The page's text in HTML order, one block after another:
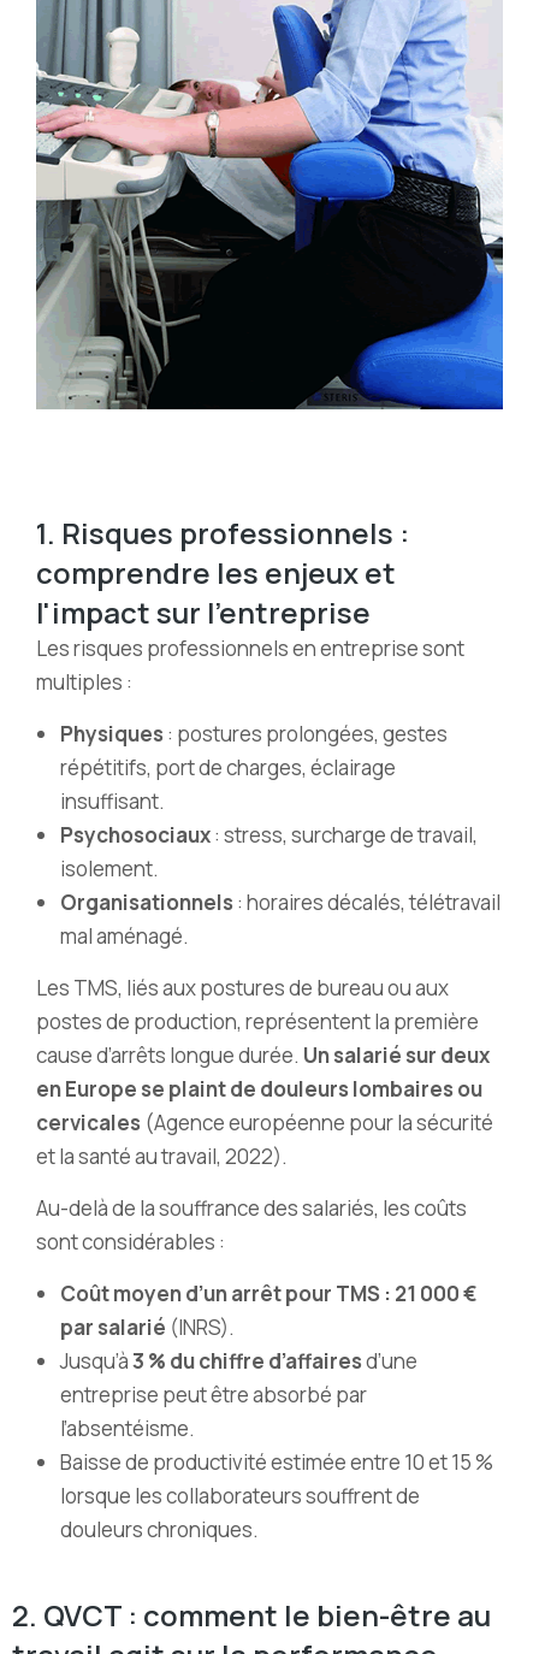
1. Risques professionnels :
comprendre les enjeux et
l'impact sur l'entreprise
Les risques professionnels en entreprise sont
multiples :
Physiques : postures prolongées, gestes
répétitifs, port de charges, éclairage
insuffisant.
Psychosociaux: stress, surcharge de travail,
isolement.
Organisationnels : horaires décalés, télétravail
mal aménagé.
Les TMS, liés aux postures de bureau ou aux
postes de production, représentent la première
cause d’arrêts longue durée. Un salarié sur deux
en Europe se plaint de douleurs lombaires ou
cervicales (Agence européenne pour la sécurité
et la santé au travail, 2022).
Au-delà de la souffrance des salariés, les coûts
sont considérables :
Coût moyen d’un arrêt pour TMS : 21 000 €
par salarié (INRS).
Jusqu’à3 % du chiffre d’affairesd’une
entreprise peut être absorbé par
l’absentéisme.
Baisse de productivité estimée entre 10 et 15 %
lorsque les collaborateurs souffrent de
douleurs chroniques.
2. QVCT : comment le bien-être au